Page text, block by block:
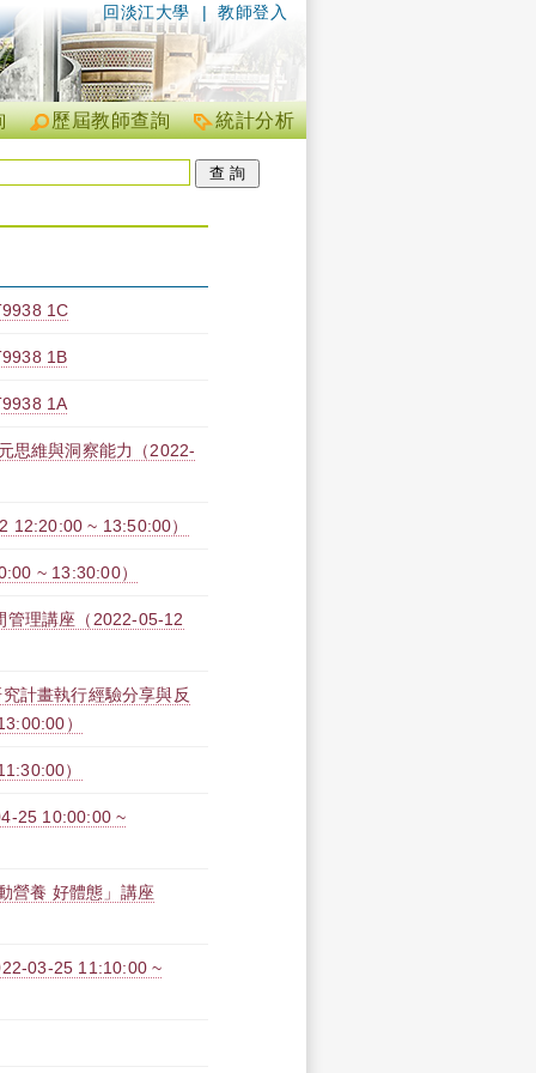
| 教師登入
回淡江大學
統計分析
歷屆教師查詢
1C
1B
1A
思維與洞察能力（2022-
12:20:00 ~ 13:50:00）
~ 13:30:00）
管理講座（2022-05-12
計畫執行經驗分享與反
）
）
25 10:00:00 ~
營養 好體態」講座
03-25 11:10:00 ~